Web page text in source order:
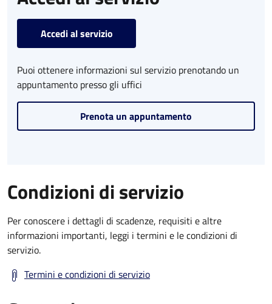
Accedi al servizio
Puoi ottenere informazioni sul servizio prenotando un
appuntamento presso gli uffici
Prenota un appuntamento
Condizioni di servizio
Per conoscere i dettagli di scadenze, requisiti e altre
informazioni importanti, leggi i termini e le condizioni di
servizio.
Termini e condizioni di servizio